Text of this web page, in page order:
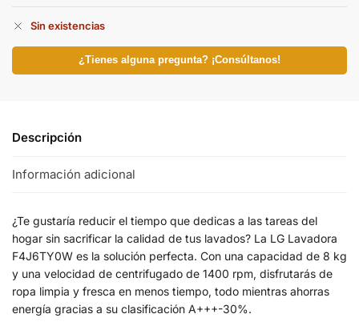
Sin existencias
¿Tienes alguna pregunta? ¡Consúltanos!
Descripción
Información adicional
¿Te gustaría reducir el tiempo que dedicas a las tareas del
hogar sin sacrificar la calidad de tus lavados? La LG Lavadora
F4J6TY0W es la solución perfecta. Con una capacidad de 8 kg
y una velocidad de centrifugado de 1400 rpm, disfrutarás de
ropa limpia y fresca en menos tiempo, todo mientras ahorras
energía gracias a su clasificación A+++-30%.